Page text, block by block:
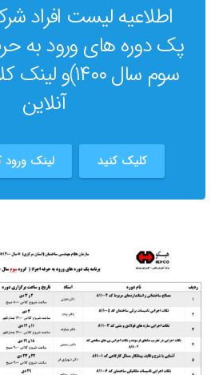
اطلاعیه لیست افراد
پک دوره های ورود به
سوم سال
آنلاین
کلیک کنید لینک ورود